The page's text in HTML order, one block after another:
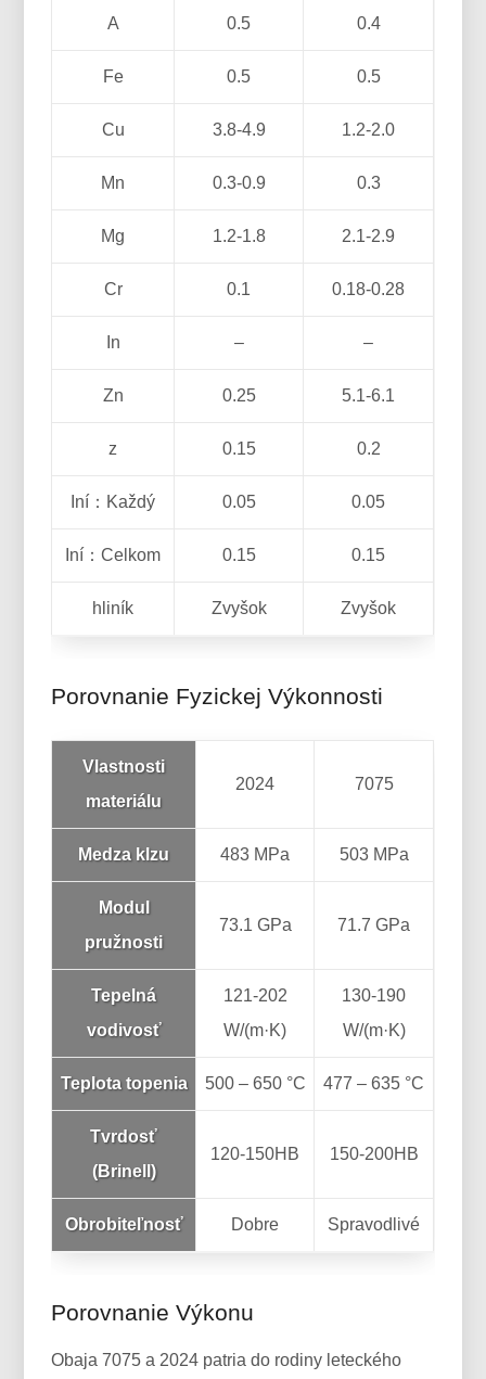
A 0.5 0.4
Fe 0.5 0.5
Cu 3.8-4.9 1.2-2.0
Mn 0.3-0.9 0.3
Mg 1.2-1.8 2.1-2.9
Cr 0.1 0.18-0.28
In – –
Zn 0.25 5.1-6.1
z 0.15 0.2
Iní：Každý 0.05 0.05
Iní：Celkom 0.15 0.15
hliník Zvyšok Zvyšok
Porovnanie Fyzickej Výkonnosti
Vlastnosti
materiálu
2024 7075
Medza klzu 483 MPa 503 MPa
Modul
pružnosti
73.1 GPa 71.7 GPa
Tepelná
vodivosť
121-202
W/(m·K)
130-190
W/(m·K)
Teplota topenia 500 – 650 °C 477 – 635 °C
Tvrdosť
(Brinell)
120-150HB 150-200HB
Obrobiteľnosť Dobre Spravodlivé
Porovnanie Výkonu
Obaja 7075 a 2024 patria do rodiny leteckého